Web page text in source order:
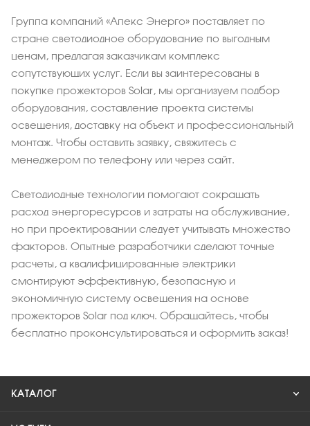
Группа компаний «Апекс Энерго» поставляет по
стране светодиодное оборудование по выгодным
ценам, предлагая заказчикам комплекс
сопутствующих услуг. Если вы заинтересованы в
покупке прожекторов Solar, мы организуем подбор
оборудования, составление проекта системы
освещения, доставку на объект и профессиональный
монтаж. Чтобы оставить заявку, свяжитесь с
менеджером по телефону или через сайт.
Светодиодные технологии помогают сокращать
расход энергоресурсов и затраты на обслуживание,
но при проектировании следует учитывать множество
факторов. Опытные разработчики сделают точные
расчеты, а квалифицированные электрики
смонтируют эффективную, безопасную и
экономичную систему освещения на основе
прожекторов Solar под ключ. Обращайтесь, чтобы
бесплатно проконсультироваться и оформить заказ!
КАТАЛОГ